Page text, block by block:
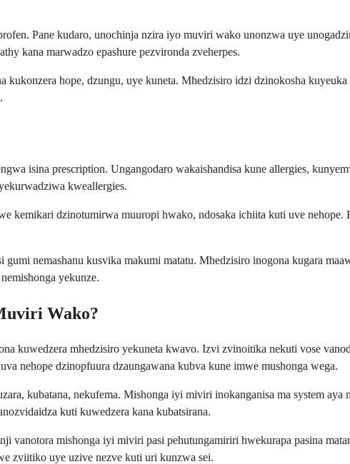
Pane kudaro, unochinja nzira iyo muviri wako unonzwa uye
kana marwadzo epashure pezvironda zveherpes.
kukonzera hope, dzungu, uye kuneta. Mhedzisiro idzi dzinokosha
isina prescription. Ungangodaro wakaishandisa kune allergies,
kweallergies.
kemikari dzinotumirwa muuropi hwako, ndosaka ichiita kuti uve
nemashanu kusvika makumi matatu. Mhedzisiro inogona kugara
yekunze.
Wako?
kuwedzera mhedzisiro yekuneta kwavo. Izvi zvinoitika nekuti vose
nehope dzinopfuura dzaungawana kubva kune imwe mushonga wega.
kubatana, nekufema. Mishonga iyi miviri inokanganisa ma system aya
kuti kuwedzera kana kubatsirana.
vanotora mishonga iyi miviri pasi pehutungamiriri hwekurapa pasina
zviitiko uye uzive nezve kuti uri kunzwa sei.